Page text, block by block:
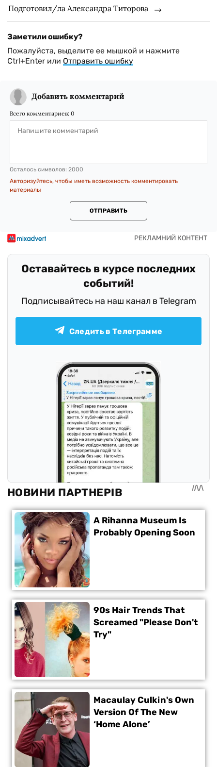
Подготовил/ла Александра Титорова
Заметили ошибку?
Пожалуйста, выделите ее мышкой и нажмите
Ctrl+Enter или Отправить ошибку
Добавить комментарий
Всего комментариев: 0
Осталось символов: 2000
Авторизуйтесь, чтобы иметь возможность комментировать
материалы
ОТПРАВИТЬ
Оставайтесь в курсе последних
событий!
Подписывайтесь на наш канал в Telegram
Следить в Телеграмме